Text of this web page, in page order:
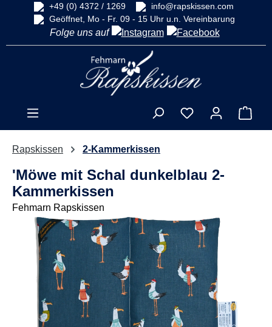
springen
+49 (0) 4372 / 1269
info@rapskissen.com
Geöffnet, Mo - Fr. 09 - 15 Uhr u.n. Vereinbarung
Folge uns auf
Rapskissen 2-Kammerkissen
'Möwe mit Schal dunkelblau 2-
Kammerkissen
Fehmarn Rapskissen
Bildergalerie überspringen